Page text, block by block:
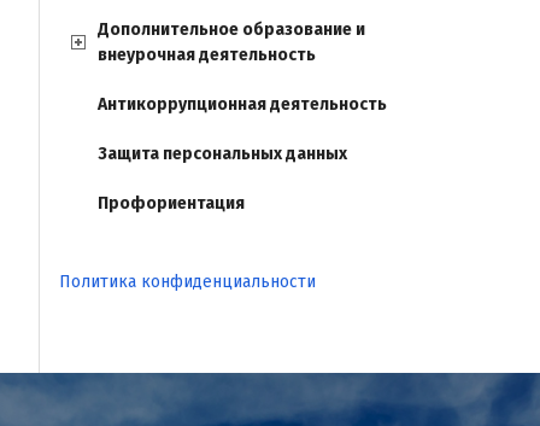
Дополнительное образование и
внеурочная деятельность
Антикоррупционная деятельность
Защита персональных данных
Профориентация
Политика конфиденциальности